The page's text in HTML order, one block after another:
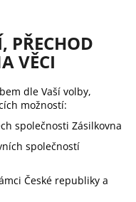
PŘECHOD
VĚCI
dle Vaší volby,
možností:
společnosti Zásilkovna
společností
České republiky a